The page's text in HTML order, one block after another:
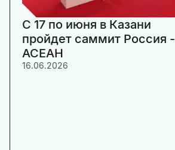
C 17 по июня в Казани
пройдет саммит Россия -
АСЕАН
16.06.2026